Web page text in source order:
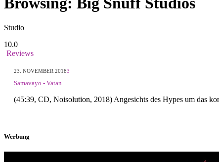
Studio
10.0
Reviews
23. NOVEMBER 20183
Samavayo - Vatan
(45:39, CD, Noisolution, 2018) Angesichts des Hypes um das
Werbung